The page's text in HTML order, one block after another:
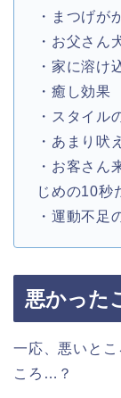
・まつげが
・お父さん
・家に溶け
・癒し効果
・スタイ
・あまり吠
・お客さん
じめの10秒
・運動不足
悪かった
一応、悪いと
ころ…？